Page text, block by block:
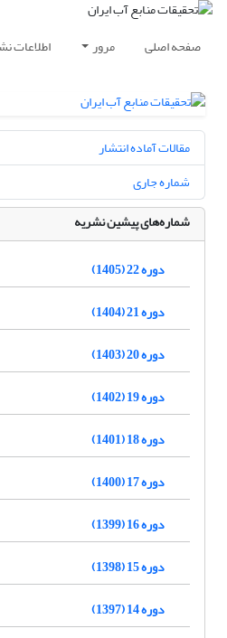
صفحه اصلی مرور اطلاعات
مقالات آماده انتشار
شماره جاری
شماره‌های پیشین نشریه
دوره 22 (1405)
دوره 21 (1404)
دوره 20 (1403)
دوره 19 (1402)
دوره 18 (1401)
دوره 17 (1400)
دوره 16 (1399)
دوره 15 (1398)
دوره 14 (1397)